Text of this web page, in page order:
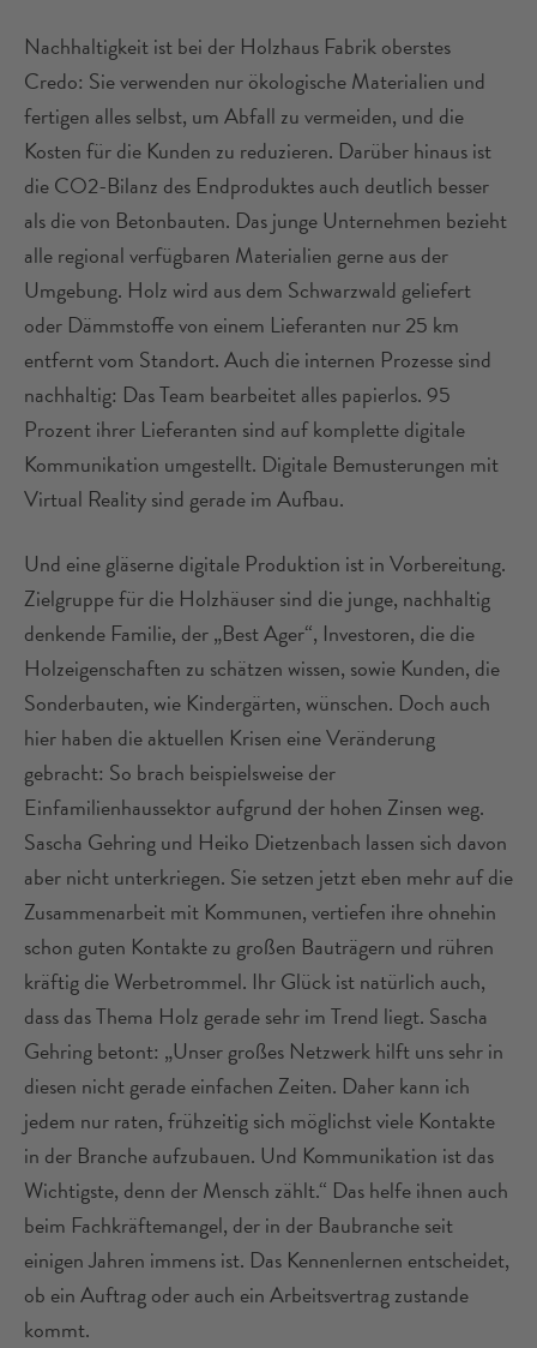
Nachhaltigkeit ist bei der Holzhaus Fabrik oberstes
Credo: Sie verwenden nur ökologische Materialien und
fertigen alles selbst, um Abfall zu vermeiden, und die
Kosten für die Kunden zu reduzieren. Darüber hinaus ist
die CO2-Bilanz des Endproduktes auch deutlich besser
als die von Betonbauten. Das junge Unternehmen bezieht
alle regional verfügbaren Materialien gerne aus der
Umgebung. Holz wird aus dem Schwarzwald geliefert
oder Dämmstoffe von einem Lieferanten nur 25 km
entfernt vom Standort. Auch die internen Prozesse sind
nachhaltig: Das Team bearbeitet alles papierlos. 95
Prozent ihrer Lieferanten sind auf komplette digitale
Kommunikation umgestellt. Digitale Bemusterungen mit
Virtual Reality sind gerade im Aufbau.
Und eine gläserne digitale Produktion ist in Vorbereitung.
Zielgruppe für die Holzhäuser sind die junge, nachhaltig
denkende Familie, der „Best Ager“, Investoren, die die
Holzeigenschaften zu schätzen wissen, sowie Kunden, die
Sonderbauten, wie Kindergärten, wünschen. Doch auch
hier haben die aktuellen Krisen eine Veränderung
gebracht: So brach beispielsweise der
Einfamilienhaussektor aufgrund der hohen Zinsen weg.
Sascha Gehring und Heiko Dietzenbach lassen sich davon
aber nicht unterkriegen. Sie setzen jetzt eben mehr auf die
Zusammenarbeit mit Kommunen, vertiefen ihre ohnehin
schon guten Kontakte zu großen Bauträgern und rühren
kräftig die Werbetrommel. Ihr Glück ist natürlich auch,
dass das Thema Holz gerade sehr im Trend liegt. Sascha
Gehring betont: „Unser großes Netzwerk hilft uns sehr in
diesen nicht gerade einfachen Zeiten. Daher kann ich
jedem nur raten, frühzeitig sich möglichst viele Kontakte
in der Branche aufzubauen. Und Kommunikation ist das
Wichtigste, denn der Mensch zählt.“ Das helfe ihnen auch
beim Fachkräftemangel, der in der Baubranche seit
einigen Jahren immens ist. Das Kennenlernen entscheidet,
ob ein Auftrag oder auch ein Arbeitsvertrag zustande
kommt.